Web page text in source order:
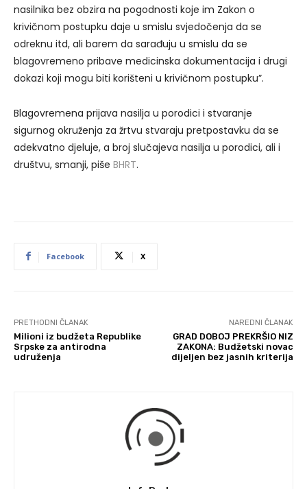
nasilnika bez obzira na pogodnosti koje im Zakon o
krivičnom postupku daje u smislu svjedočenja da se
odreknu itd, ali barem da sarađuju u smislu da se
blagovremeno pribave medicinska dokumentacija i drugi
dokazi koji mogu biti korišteni u krivičnom postupku”.
Blagovremena prijava nasilja u porodici i stvaranje
sigurnog okruženja za žrtvu stvaraju pretpostavku da se
adekvatno djeluje, a broj slučajeva nasilja u porodici, ali i
društvu, smanji, piše BHRT.
Facebook X
PRETHODNI ČLANAK
Milioni iz budžeta Republike
Srpske za antirodna
udruženja
NAREDNI ČLANAK
GRAD DOBOJ PREKRŠIO NIZ
ZAKONA: Budžetski novac
dijeljen bez jasnih kriterija